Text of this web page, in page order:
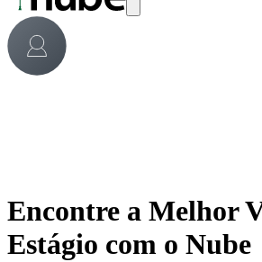
Encontre a Melhor
Estágio com o Nube